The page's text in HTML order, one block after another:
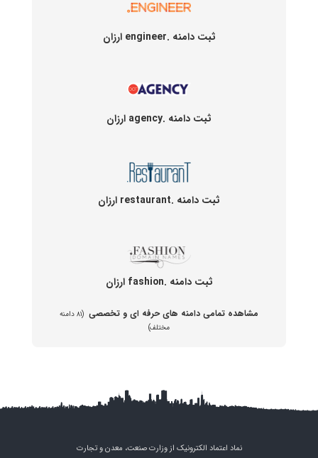
ثبت دامنه .engineer ارزان
ثبت دامنه .agency ارزان
ثبت دامنه .restaurant ارزان
ثبت دامنه .fashion ارزان
مشاهده تمامی دامنه های حرفه ای و تخصصی
(۸۱ دامنه
مختلف)
نماد اعتماد الکترونیک از وزارت صنعت، معدن و تجارت